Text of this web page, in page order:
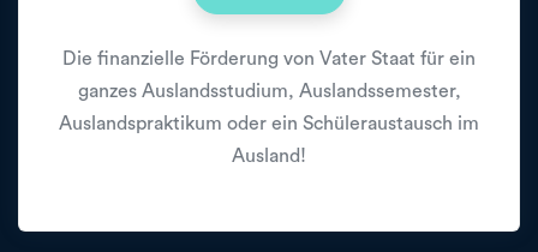
Die finanzielle Förderung von Vater Staat für ein
ganzes Auslandsstudium, Auslandssemester,
Auslandspraktikum oder ein Schüleraustausch im
Ausland!